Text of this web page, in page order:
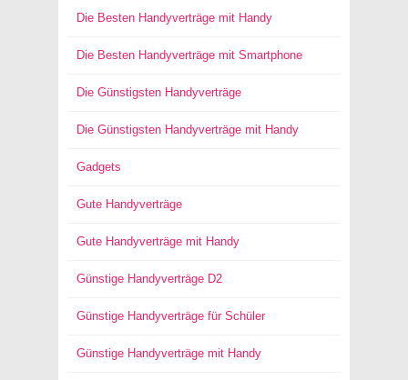
Die Besten Handyverträge mit Handy
Die Besten Handyverträge mit Smartphone
Die Günstigsten Handyverträge
Die Günstigsten Handyverträge mit Handy
Gadgets
Gute Handyverträge
Gute Handyverträge mit Handy
Günstige Handyverträge D2
Günstige Handyverträge für Schüler
Günstige Handyverträge mit Handy